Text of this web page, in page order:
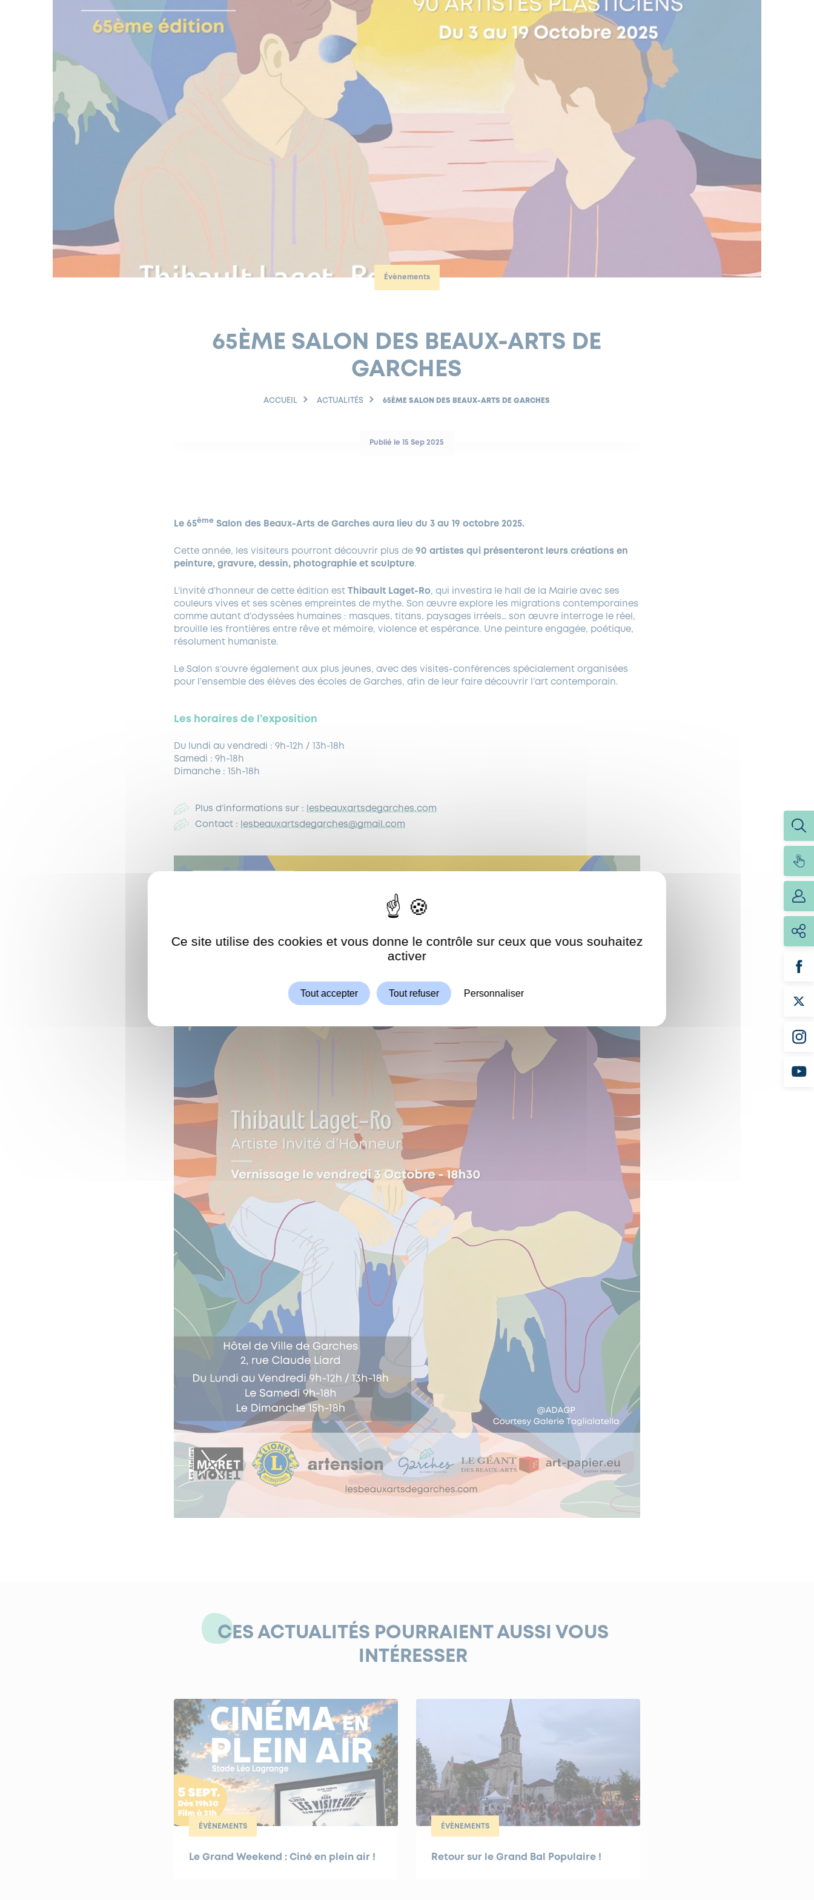
Évènements
65ÈME SALON DES BEAUX-ARTS DE
GARCHES
ACCUEIL ACTUALITÉS 65ÈME SALON DES BEAUX-ARTS DE GARCHES
Publié le 15 Sep 2025
Le 65ème Salon des Beaux-Arts de Garches aura lieu du 3 au 19 octobre 2025.
Cette année, les visiteurs pourront découvrir plus de 90 artistes qui présenteront leurs créations en
peinture, gravure, dessin, photographie et sculpture.
L’invité d’honneur de cette édition est Thibault Laget-Ro, qui investira le hall de la Mairie avec ses
couleurs vives et ses scènes empreintes de mythe. Son œuvre explore les migrations contemporaines
comme autant d’odyssées humaines : masques, titans, paysages irréels… son œuvre interroge le réel,
brouille les frontières entre rêve et mémoire, violence et espérance. Une peinture engagée, poétique,
résolument humaniste.
Le Salon s’ouvre également aux plus jeunes, avec des visites-conférences spécialement organisées
pour l’ensemble des élèves des écoles de Garches, afin de leur faire découvrir l’art contemporain.
Les horaires de l’exposition
Du lundi au vendredi : 9h-12h / 13h-18h
Samedi : 9h-18h
Dimanche : 15h-18h
Plus d’informations sur :
lesbeauxartsdegarches.com
Contact :
lesbeauxartsdegarches@gmail.com
CES ACTUALITÉS POURRAIENT AUSSI VOUS
INTÉRESSER
ÉVÈNEMENTS
Le Grand Weekend : Ciné en plein air !
ÉVÈNEMENTS
Retour sur le Grand Bal Populaire !
Autoriser
Ce site utilise des cookies et vous donne le contrôle sur ceux que vous souhaitez
activer
Tout accepter Tout refuser Personnaliser